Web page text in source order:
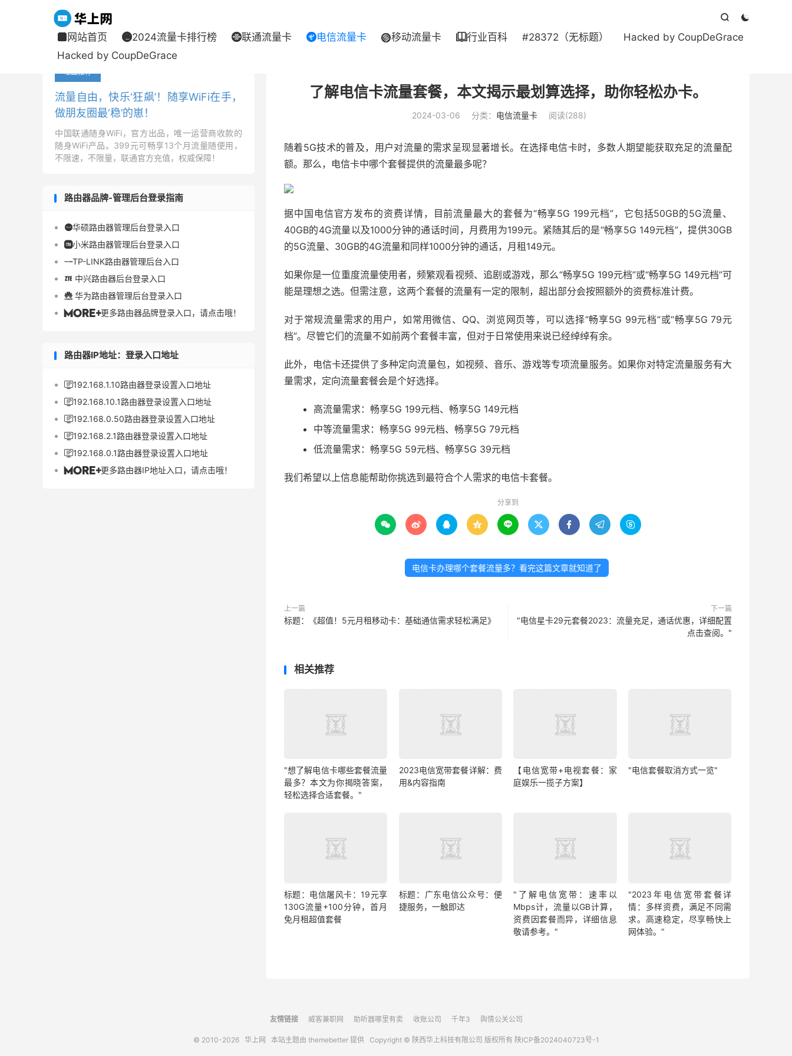


 网站首页 2024流量卡排行榜 联通流量卡 电信流量卡 移动流量卡 行业百科 #28372（无标题）
Hacked by CoupDeGrace
Hacked by CoupDeGrace
当前位置：华上网  电信流量卡  正文
了解电信卡流量套餐，本文揭示最划算选择，助你轻松办卡。
2024-03-06 分类： 电信流量卡 阅读(288)
随着5G技术的普及，用户对流量的需求呈现显著增长。在选择电信卡时，多数人期望能获取充足的流量配
额。那么，电信卡中哪个套餐提供的流量最多呢？
据中国电信官方发布的资费详情，目前流量最大的套餐为“畅享5G 199元档”，它包括50GB的5G流量、
40GB的4G流量以及1000分钟的通话时间，月费用为199元。紧随其后的是“畅享5G 149元档”，提供30GB
的5G流量、30GB的4G流量和同样1000分钟的通话，月租149元。
如果你是一位重度流量使用者，频繁观看视频、追剧或游戏，那么“畅享5G 199元档”或“畅享5G 149元档”可
能是理想之选。但需注意，这两个套餐的流量有一定的限制，超出部分会按照额外的资费标准计费。
对于常规流量需求的用户，如常用微信、QQ、浏览网页等，可以选择“畅享5G 99元档”或“畅享5G 79元
档”。尽管它们的流量不如前两个套餐丰富，但对于日常使用来说已经绰绰有余。
此外，电信卡还提供了多种定向流量包，如视频、音乐、游戏等专项流量服务。如果你对特定流量服务有大
量需求，定向流量套餐会是个好选择。
高流量需求：畅享5G 199元档、畅享5G 149元档
中等流量需求：畅享5G 99元档、畅享5G 79元档
低流量需求：畅享5G 59元档、畅享5G 39元档
我们希望以上信息能帮助你挑选到最符合个人需求的电信卡套餐。
分享到
        
电信卡办理哪个套餐流量多？看完这篇文章就知道了
上一篇
标题：《超值！5元月租移动卡：基础通信需求轻松满足》
下一篇
"电信星卡29元套餐2023：流量充足，通话优惠，详细配置
点击查阅。"
相关推荐
"想了解电信卡哪些套餐流量
最多？本文为你揭晓答案，
轻松选择合适套餐。"
2023电信宽带套餐详解：费
用&内容指南
【电信宽带+电视套餐：家
庭娱乐一揽子方案】
"电信套餐取消方式一览"
标题：电信屠风卡：19元享
130G流量+100分钟，首月
免月租超值套餐
标题：广东电信公众号：便
捷服务，一触即达
"了解电信宽带：速率以
Mbps计，流量以GB计算，
资费因套餐而异，详细信息
敬请参考。"
"2023年电信宽带套餐详
情：多样资费，满足不同需
求。高速稳定，尽享畅快上
网体验。"
吐血推荐
流量自由，快乐‘狂飙’！随享WiFi在手，
做朋友圈最‘稳’的崽！
中国联通随身WiFi，官方出品，唯一运营商收款的
随身WiFi产品。399元可畅享13个月流量随便用，
不限速，不限量，联通官方充值，权威保障！
路由器品牌-管理后台登录指南
华硕路由器管理后台登录入口
小米路由器管理后台登录入口
TP-LINK路由器管理后台入口
 中兴路由器后台登录入口
 华为路由器管理后台登录入口
更多路由器品牌登录入口，请点击哦！
路由器IP地址：登录入口地址
192.168.1.10路由器登录设置入口地址
192.168.10.1路由器登录设置入口地址
192.168.0.50路由器登录设置入口地址
192.168.2.1路由器登录设置入口地址
192.168.0.1路由器登录设置入口地址
更多路由器IP地址入口，请点击哦！
友情链接 威客兼职网 助听器哪里有卖 收账公司 千年3 舆情公关公司
© 2010-2026 华上网 本站主题由 themebetter提供 Copyright © 陕西华上科技有限公司 版权所有 陕ICP备2024040723号-1